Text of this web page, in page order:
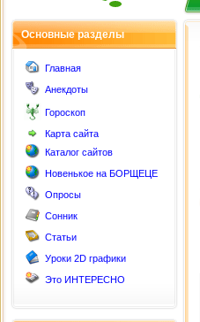
Основные разделы
Главная
Анекдоты
Гороскоп
Карта сайта
Каталог сайтов
Новенькое на БОРЩЕЦЕ
Опросы
Сонник
Статьи
Уроки 2D графики
Это ИНТЕРЕСНО